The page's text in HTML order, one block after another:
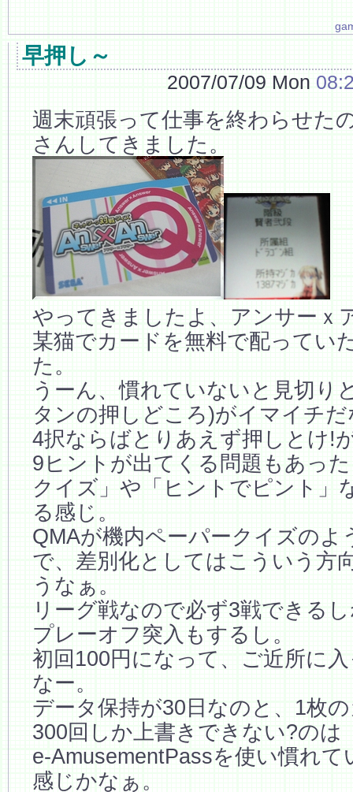
早押し～
2007/07/09 Mon
週末頑張って仕事を終わらせた
さんしてきました。
やってきましたよ、アンサーｘ
某猫でカードを無料で配ってい
た。
うーん、慣れていないと見切り
タンの押しどころ)がイマイチ
4択ならばとりあえず押しとけ!
9ヒントが出てくる問題もあっ
クイズ」や「ヒントでピント」
る感じ。
QMAが機内ペーパークイズのよ
で、差別化としてはこういう方
うなぁ。
リーグ戦なので必ず3戦できる
プレーオフ突入もするし。
初回100円になって、ご近所に
なー。
データ保持が30日なのと、1枚
300回しか上書きできない?のは
e-AmusementPassを使い慣れ
感じかなぁ。